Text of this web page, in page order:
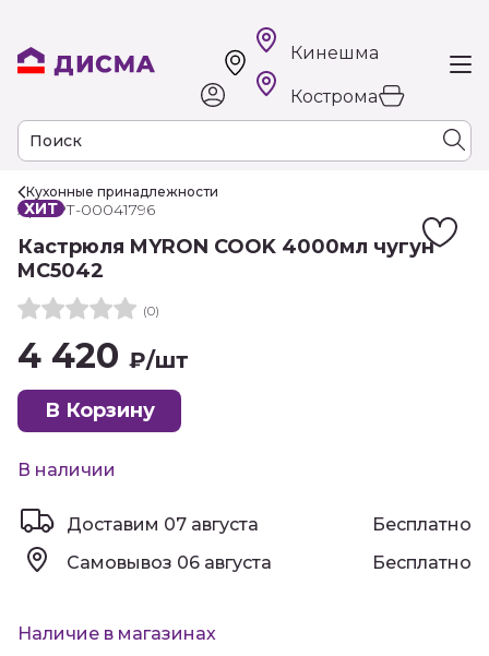
Кинешма
Кострома
Кухонные принадлежности
ХИТ
Арт. РТ-00041796
Кастрюля MYRON COOK 4000мл чугун
MC5042
(0)
4 420 ₽/шт
В Корзину
В наличии
Доставим 07 августа
Бесплатно
Самовывоз 06 августа Бесплатно
Наличие в магазинах